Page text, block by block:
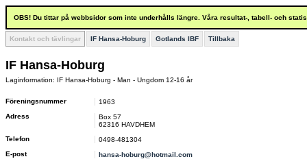
OBS! Du tittar på webbsidor som inte underhålls längre. Våra resultat-, tabell- och
Kontakt och tävlingar IF Hansa-Hoburg Gotlands IBF Tillbaka
IF Hansa-Hoburg
Laginformation: IF Hansa-Hoburg - Man - Ungdom 12-16 år
Föreningsnummer
1963
Adress
Box 57
62316 HAVDHEM
Telefon
0498-481304
E-post
hansa-hoburg@hotmail.com